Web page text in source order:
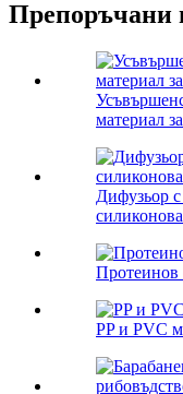
Препоръчани
материал
Дифузьор
Протеинов
PP и PVC